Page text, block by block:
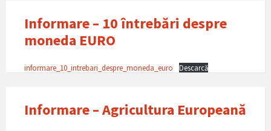
Informare – 10 întrebări despre
moneda EURO
informare_10_intrebari_despre_moneda_euro Descarcă
Informare – Agricultura Europeană